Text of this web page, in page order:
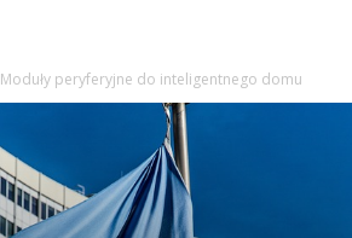
Moduły peryferyjne do inteligentnego domu